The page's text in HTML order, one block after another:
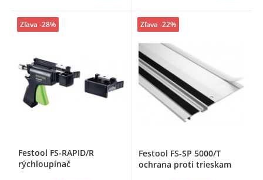
Festool FS-RAPID/R
rýchloupínač
Zľava -28%
Festool FS-SP 5000/T
ochrana proti trieskam
Zľava -22%